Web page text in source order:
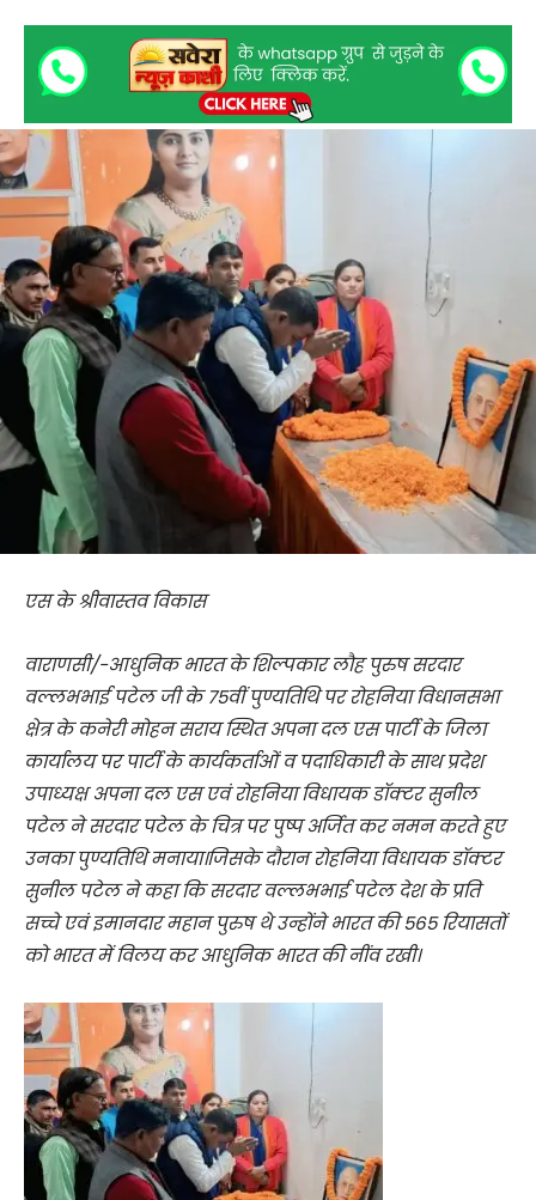
एस के श्रीवास्तव विकास
वाराणसी/-आधुनिक भारत के शिल्पकार लौह पुरुष सरदार
वल्लभभाई पटेल जी के 75वीं पुण्यतिथि पर रोहनिया विधानसभा
क्षेत्र के कनेरी मोहन सराय स्थित अपना दल एस पार्टी के जिला
कार्यालय पर पार्टी के कार्यकर्ताओं व पदाधिकारी के साथ प्रदेश
उपाध्यक्ष अपना दल एस एवं रोहनिया विधायक डॉक्टर सुनील
पटेल ने सरदार पटेल के चित्र पर पुष्प अर्जित कर नमन करते हुए
उनका पुण्यतिथि मनाया।जिसके दौरान रोहनिया विधायक डॉक्टर
सुनील पटेल ने कहा कि सरदार वल्लभभाई पटेल देश के प्रति
सच्चे एवं इमानदार महान पुरुष थे उन्होंने भारत की 565 रियासतों
को भारत में विलय कर आधुनिक भारत की नींव रखी।